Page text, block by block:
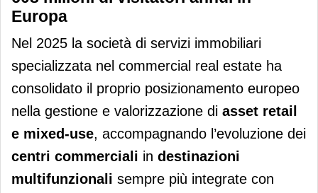
Europa
Nel 2025 la società di servizi immobiliari
specializzata nel commercial real estate ha
consolidato il proprio posizionamento europeo
nella gestione e valorizzazione di asset retail
e mixed-use, accompagnando l’evoluzione dei
centri commerciali in destinazioni
multifunzionali sempre più integrate con